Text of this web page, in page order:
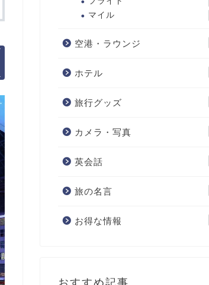
マイル
空港・ラウンジ
ホテル
旅行グッズ
カメラ・写真
英会話
旅の名言
お得な情報
おすすめ記事